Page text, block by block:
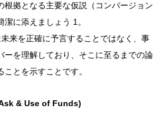
根拠となる主要な仮説（コンバージョン
に添えましょう 1。
来を正確に予言することではなく、事
ーを理解しており、そこに至るまでの論
とを示すことです。
& Use of Funds)